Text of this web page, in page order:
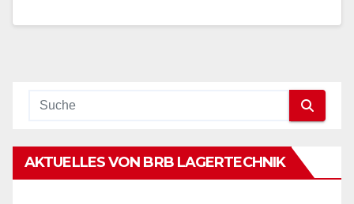
AKTUELLES VON BRB LAGERTECHNIK